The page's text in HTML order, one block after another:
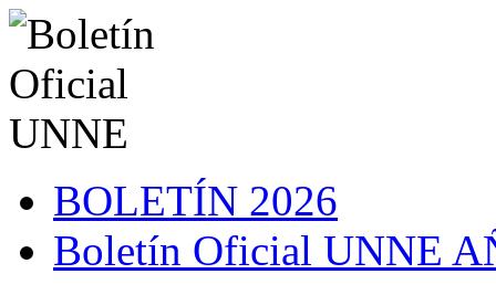
BOLETÍN 2026
Boletín Oficial UNNE